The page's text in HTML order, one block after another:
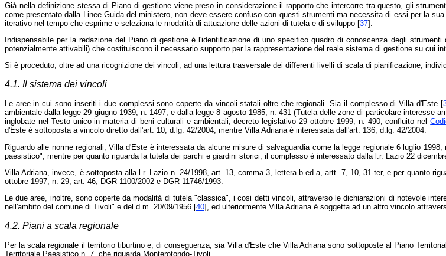
Già nella definizione stessa di Piano di gestione viene preso in considerazione il rapporto che intercorre tra questo, gli
come presentato dalla Linee Guida del ministero, non deve essere confuso con questi strumenti ma necessita di essi per la
iterativo nel tempo che esprime e seleziona le modalità di attuazione delle azioni di tutela e di sviluppo [37].
Indispensabile per la redazione del Piano di gestione è l'identificazione di uno specifico quadro di conoscenza degli
potenzialmente attivabili) che costituiscono il necessario supporto per la rappresentazione del reale sistema di gestione su cui
Si è proceduto, oltre ad una ricognizione dei vincoli, ad una lettura trasversale dei differenti livelli di scala di pianificazione,
4.1. Il sistema dei vincoli
Le aree in cui sono inseriti i due complessi sono coperte da vincoli statali oltre che regionali. Sia il complesso di Villa d'Este [
ambientale dalla legge 29 giugno 1939, n. 1497, e dalla legge 8 agosto 1985, n. 431 (Tutela delle zone di particolare
inglobate nel Testo unico in materia di beni culturali e ambientali, decreto legislativo 29 ottobre 1999, n. 490, confluito nel
d'Este è sottoposta a vincolo diretto dall'art. 10, d.lg. 42/2004, mentre Villa Adriana è interessata dall'art. 136, d.lg. 42/2004.
Riguardo alle norme regionali, Villa d'Este è interessata da alcune misure di salvaguardia come la legge regionale 6 luglio
paesistico", mentre per quanto riguarda la tutela dei parchi e giardini storici, il complesso è interessato dalla l.r. Lazio 22
Villa Adriana, invece, è sottoposta alla l.r. Lazio n. 24/1998, art. 13, comma 3, lettera b ed a, artt. 7, 10, 31-ter, e per quanto
ottobre 1997, n. 29, art. 46, DGR 1100/2002 e DGR 11746/1993.
Le due aree, inoltre, sono coperte da modalità di tutela "classica", i cosi detti vincoli, attraverso le dichiarazioni di notevole
nell'ambito del comune di Tivoli" e del d.m. 20/09/1956 [40], ed ulteriormente Villa Adriana è soggetta ad un altro vincolo
4.2. Piani a scala regionale
Per la scala regionale il territorio tiburtino e, di conseguenza, sia Villa d'Este che Villa Adriana sono sottoposte al Piano
Territoriale Paesistico n. 7, che riguarda Monterotondo-Tivoli.